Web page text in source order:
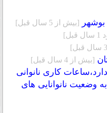
[بيش از 5 سال قبل]
[بيش از 4 سال قبل]
کاری نانوانی
وضعیت نانوانایی های